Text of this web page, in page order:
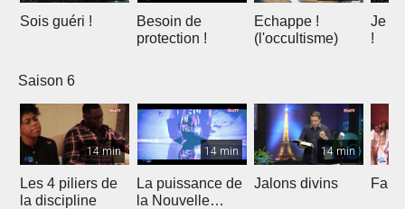
Sois guéri !
Besoin de
protection !
Echappe !
(l'occultisme)
Je
!
Saison 6
14 min
Les 4 piliers de
la discipline
14 min
La puissance de
la Nouvelle
14 min
Jalons divins